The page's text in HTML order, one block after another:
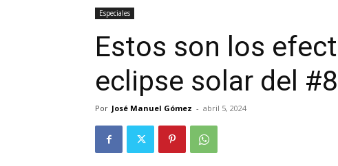
Especiales
Estos son los
eclipse solar del
Por José Manuel Gómez - abril 5, 2024